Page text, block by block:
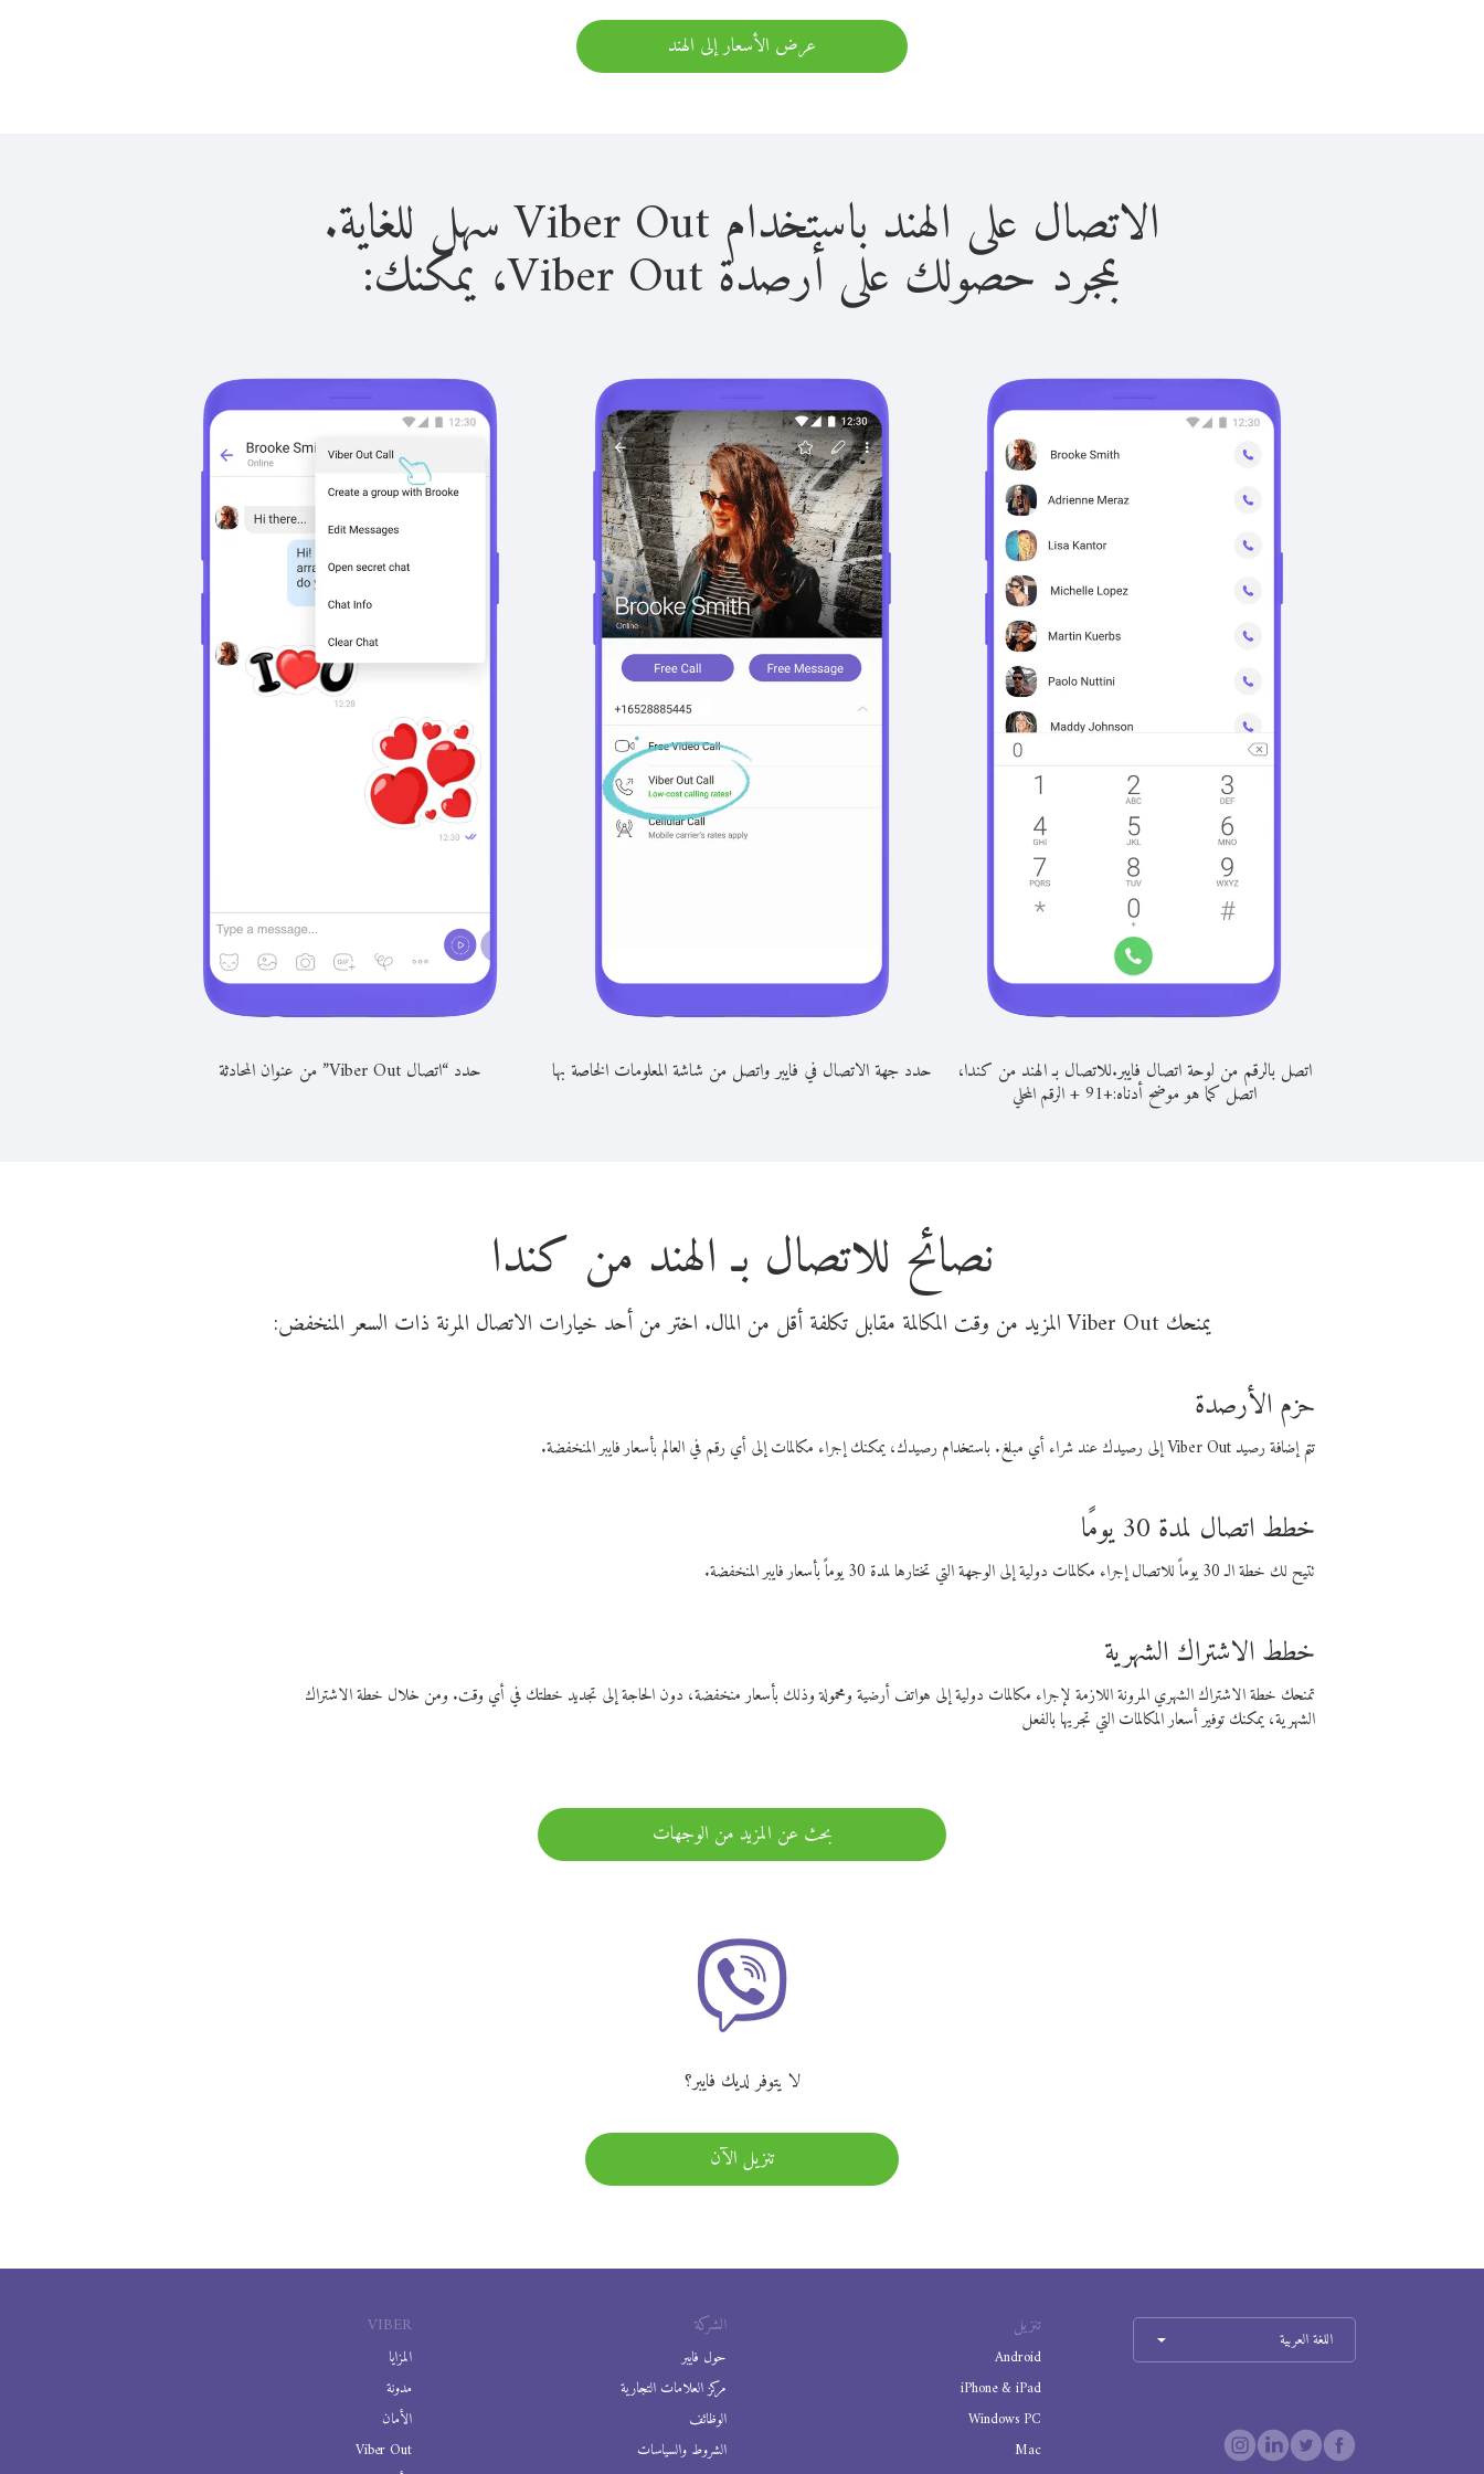
عرض الأسعار إلى الهند
الاتصال على الهند باستخدام Viber Out سهل للغاية.
بمجرد حصولك على أرصدة Viber Out، يمكنك:
اتصل بالرقم من لوحة اتصال فايبر.للاتصال بـ الهند من كندا،
اتصل كما هو موضح أدناه:+
91
+الرقم المحلي
حدد جهة الاتصال في فايبر واتصل من شاشة المعلومات الخاصة بها حدد “اتصال Viber Out” من عنوان المحادثة
نصائح للاتصال بـ الهند من كندا
يمنحك Viber Out المزيد من وقت المكالمة مقابل تكلفة أقل من المال. اختر من أحد خيارات الاتصال المرنة ذات السعر المنخفض:
حزم الأرصدة
تتم إضافة رصيد Viber Out إلى رصيدك عند شراء أي مبلغ. باستخدام رصيدك، يمكنك إجراء مكالمات إلى أي رقم في العالم بأسعار فايبر المنخفضة.
خطط اتصال لمدة 30 يومًا
تتيح لك خطة الـ 30 يوماً للاتصال إجراء مكالمات دولية إلى الوجهة التي تختارها لمدة 30 يوماً بأسعار فايبر المنخفضة.
خطط الاشتراك الشهرية
تمنحك خطة الاشتراك الشهري المرونة اللازمة لإجراء مكالمات دولية إلى هواتف أرضية ومحمولة وذلك بأسعار منخفضة، دون الحاجة إلى تجديد خطتك في أي وقت. ومن خلال خطة الاشتراك
الشهرية، يمكنك توفير أسعار المكالمات التي تجريها بالفعل
بحث عن المزيد من الوجهات
لا يتوفر لديك فايبر؟
تنزيل الآن
VIBER
المزايا
مدونة
الأمان
Viber Out
الشركة
حول فايبر
مركز العلامات التجارية
الوظائف
الشروط والسياسات
تنزيل
Android
iPhone & iPad
Windows PC
Mac
اللغة العربية